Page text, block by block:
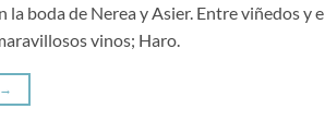
boda de Nerea y Asier. Entre viñedos y
vinos; Haro.
→